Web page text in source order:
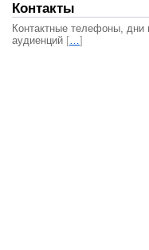
Контакты
Контактные телефоны, дни
аудиенций […]